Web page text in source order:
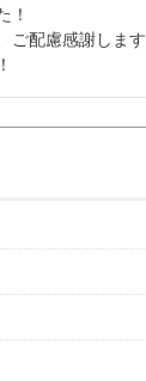
！
ご配慮感謝します